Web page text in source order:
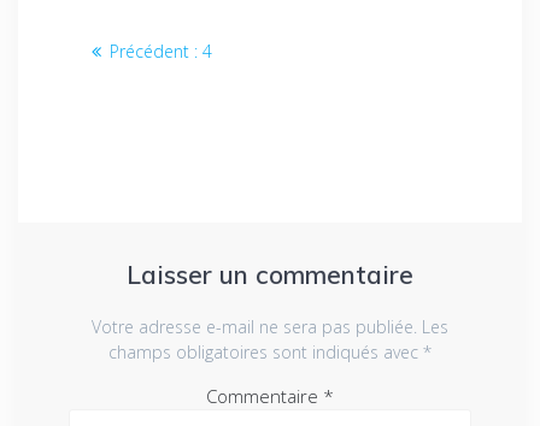
Navigation
Précédent : Article
4
Laisser un commentaire
Votre adresse e-mail ne sera pas publiée. Les
champs obligatoires sont indiqués avec *
Commentaire *